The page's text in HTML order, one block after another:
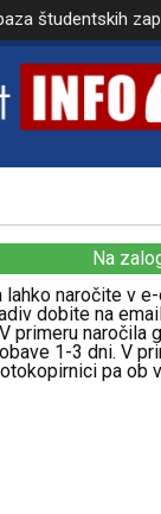
študentskih
Na
lahko naročite v
dobite na
primeru
1-3 dni. V
pa ob